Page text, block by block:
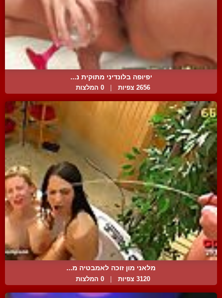
יפיופה בלונדיני מתוקית נ...
2656 צפיות 0 המלצות
מלאני מון זוכה לאמבטיה מ...
3120 צפיות 0 המלצות